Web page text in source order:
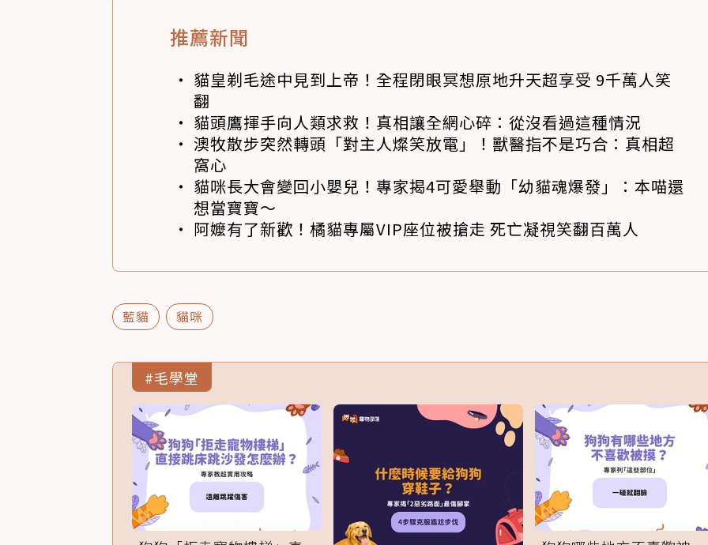
推薦新聞
貓皇剃毛途中見到上帝！全程閉眼冥想原地升天超享受 9千萬人笑
翻
貓頭鷹揮手向人類求救！真相讓全網心碎：從沒看過這種情況
澳牧散步突然轉頭「對主人燦笑放電」！獸醫指不是巧合：真相超
窩心
貓咪長大會變回小嬰兒！專家揭4可愛舉動「幼貓魂爆發」：本喵還
想當寶寶～
阿嬤有了新歡！橘貓專屬VIP座位被搶走 死亡凝視笑翻百萬人
藍貓 貓咪
#毛學堂